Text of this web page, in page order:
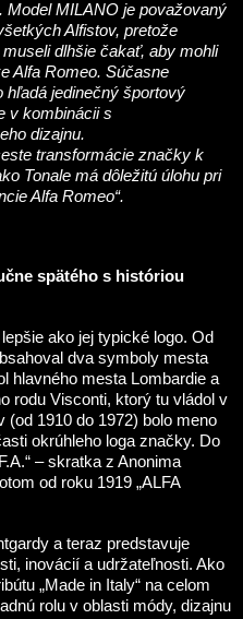
Model MILANO je považovaný
Alfistov, pretože
dlhšie čakať, aby mohli
Alfa Romeo. Súčasne
jedinečný športový
v kombinácii s
dizajnu.
transformácie značky k
Tonale má dôležitú úlohu pri
Alfa Romeo“.
spätého s históriou
ako jej typické logo. Od
dva symboly mesta
hlavného mesta Lombardie a
rodu Visconti, ktorý tu vládol v
1910 do 1972) bolo meno
okrúhleho loga značky. Do
– skratka z Anonima
od roku 1919 „ALFA
a teraz predstavuje
inovácií a udržateľnosti. Ako
„Made in Italy“ na celom
rolu v oblasti módy, dizajnu